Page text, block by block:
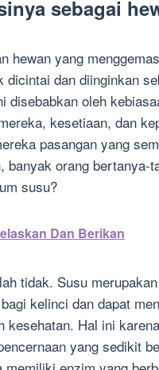
sebagai
hewan yang
dicintai dan diinginkan
disebabkan oleh
kesetiaan, dan
pasangan yang
banyak orang bertanya-
susu?
Dan Berikan
tidak. Susu
kelinci dan dapat
kesehatan. Hal ini
yang sedikit